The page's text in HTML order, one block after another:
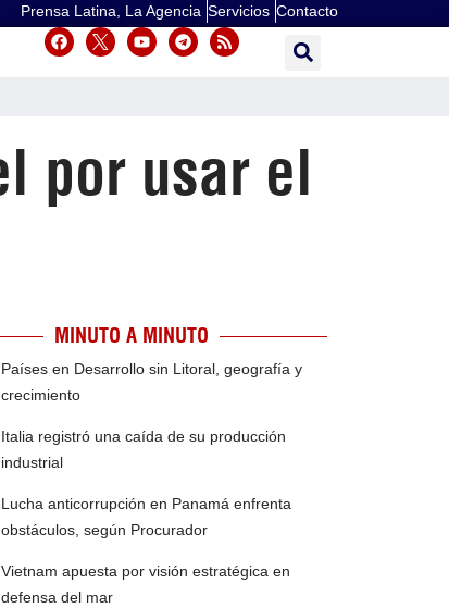
Prensa Latina, La Agencia Servicios Contacto
por usar el
MINUTO A MINUTO
Países en Desarrollo sin Litoral, geografía y
crecimiento
Italia registró una caída de su producción
industrial
Lucha anticorrupción en Panamá enfrenta
obstáculos, según Procurador
Vietnam apuesta por visión estratégica en
defensa del mar